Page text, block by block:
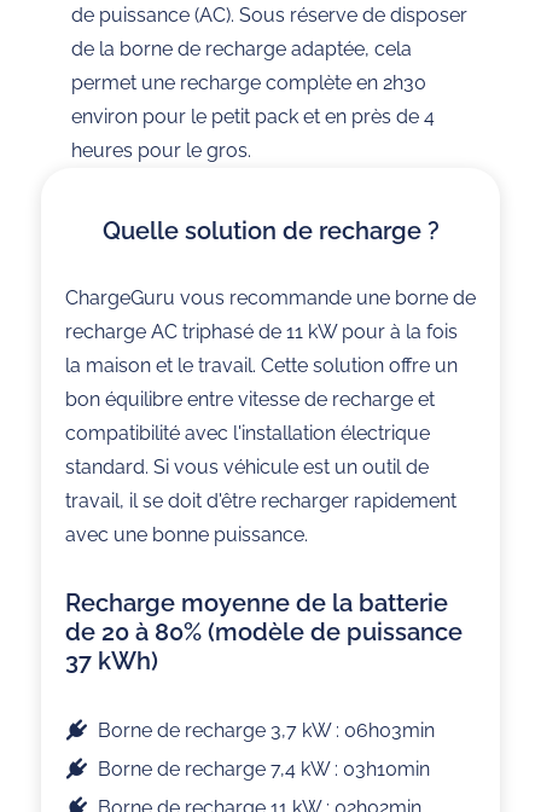
de puissance (AC). Sous réserve de disposer
de la borne de recharge adaptée, cela
permet une recharge complète en 2h30
environ pour le petit pack et en près de 4
heures pour le gros.
Quelle solution de recharge ?
ChargeGuru vous recommande une borne de
recharge AC triphasé de 11 kW pour à la fois
la maison et le travail. Cette solution offre un
bon équilibre entre vitesse de recharge et
compatibilité avec l'installation électrique
standard. Si vous véhicule est un outil de
travail, il se doit d'être recharger rapidement
avec une bonne puissance.
Recharge moyenne de la batterie
de 20 à 80% (modèle de puissance
37 kWh)
Borne de recharge 3,7 kW : 06h03min
Borne de recharge 7,4 kW : 03h10min